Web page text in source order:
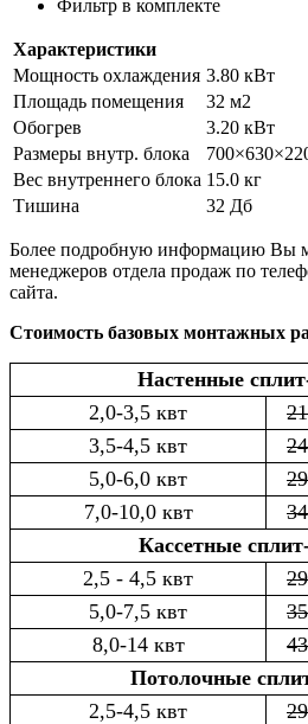
Фильтр в комплекте
Характеристики
Мощность охлаждения 3.80 кВт
Площадь помещения
32 м2
Обогрев
3.20 кВт
Размеры внутр. блока
Вес внутреннего блока 15.0 кг
Тишина
32 Дб
Более подробную информацию Вы
менеджеров отдела продаж по
сайта.
Стоимость базовых монтажных
Настенные
2,0-3,5 квт
3,5-4,5 квт
5,0-6,0 квт
7,0-10,0 квт
Кассетные
2,5 - 4,5 квт
5,0-7,5 квт
8,0-14 квт
Потолочные
2,5-4,5 квт